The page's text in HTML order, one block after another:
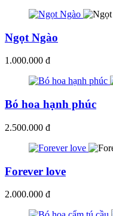
Ngọt Ngào
1.000.000 đ
Bó hoa hạnh phúc
2.500.000 đ
Forever love
2.000.000 đ